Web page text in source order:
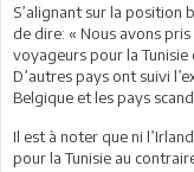
S’alignant sur la position
de dire: « Nous avons
voyageurs pour la
D’autres pays ont suivi
Belgique et les pays
Il est à noter que ni
pour la Tunisie au